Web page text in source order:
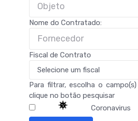
Nome do Contratado:
Fiscal de Contrato
Para filtrar, escolha o
clique no botão pesquisar
Coronavirus